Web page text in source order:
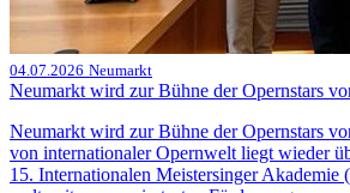
04.07.2026 Neumarkt
Neumarkt wird zur Bühne der Opernstars
Neumarkt wird zur Bühne der Opernstars
von internationaler Opernwelt liegt wieder
15. Internationalen Meistersinger Akademie